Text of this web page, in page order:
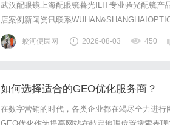
武汉配眼镜上海配眼镜暮光ILIT专业验光配镜产
店案例新闻资讯联系
写字楼眼镜店直营品牌，现于武汉与上海设有4
基础，全场镜片40%-60%优惠，兼顾高专业度与
蛟河便民网 2026-08-03 450
如何选择适合的GEO优化服务商？
在数字营销的时代，各类企业都在竭尽全力进行